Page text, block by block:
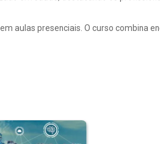
aulas presenciais. O curso combina